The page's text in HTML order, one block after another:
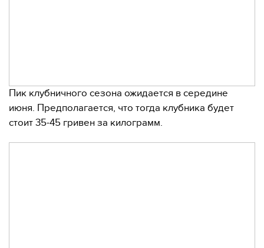
Пик клубничного сезона ожидается в середине
июня. Предполагается, что тогда клубника будет
стоит 35-45 гривен за килограмм.